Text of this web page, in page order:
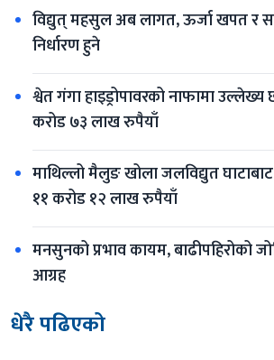
विद्युत् महसुल अब लागत, ऊर्जा खपत र
निर्धारण हुने
श्वेत गंगा हाइड्रोपावरको नाफामा
करोड ७३ लाख रुपैयाँ
माथिल्लो मैलुङ खोला जलविद्युत
११ करोड १२ लाख रुपैयाँ
मनसुनको प्रभाव कायम, बाढीपहिरोको
आग्रह
धेरै पढिएको